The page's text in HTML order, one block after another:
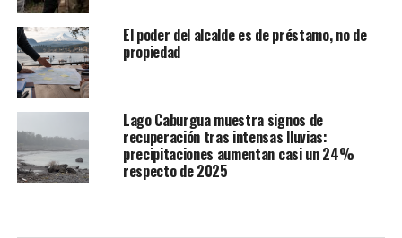
El poder del alcalde es de préstamo, no de
propiedad
Lago Caburgua muestra signos de
recuperación tras intensas lluvias:
precipitaciones aumentan casi un 24%
respecto de 2025